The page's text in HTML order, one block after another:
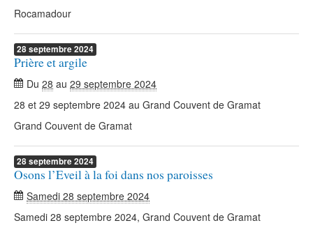
Rocamadour
28septembre2024
Prière et argile
Du 28 au 29 septembre 2024
28 et 29 septembre 2024 au Grand Couvent de Gramat
Grand Couvent de Gramat
28septembre2024
Osons l’Eveil à la foi dans nos paroisses
Samedi 28 septembre 2024
Samedi 28 septembre 2024, Grand Couvent de Gramat